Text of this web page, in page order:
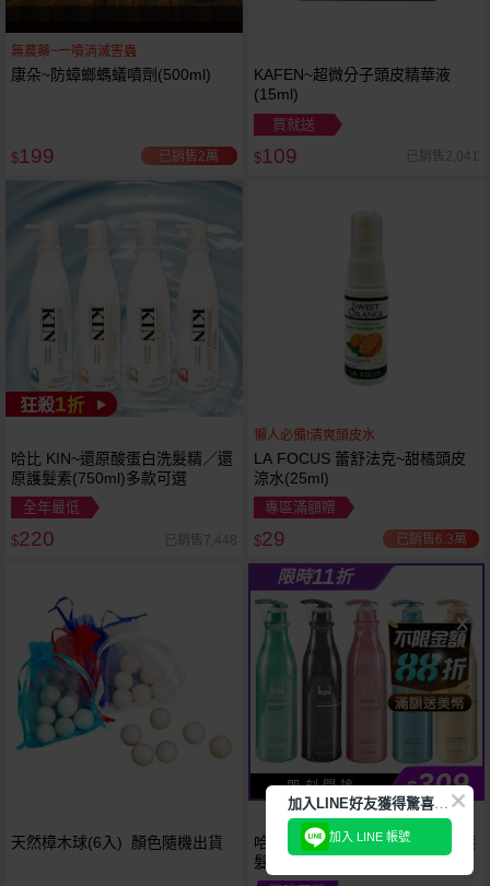
無農藥~一噴消滅害蟲
康朵~防蟑螂螞蟻噴劑(500ml)
$199 已銷售2萬
KAFEN~超微分子頭皮精華液
(15ml)
買就送
$109 已銷售2,041
狂殺1折
哈比 KIN~還原酸蛋白洗髮精／還
原護髮素(750ml)多款可選
全年最低
$220 已銷售7,448
懶人必備!清爽頭皮水
LA FOCUS 蕾舒法克~甜橘頭皮
涼水(25ml)
專區滿額贈
$29 已銷售6.3萬
天然樟木球(6入) 顏色隨機出貨
限時11折
即 刻 開 搶 $309
哈比 KIN~卡碧絲頂級洗髮精／護
髮素／沐浴乳(900ml) 款式可選
加
入LINE好友獲得驚喜折扣!
加入 LINE 帳號